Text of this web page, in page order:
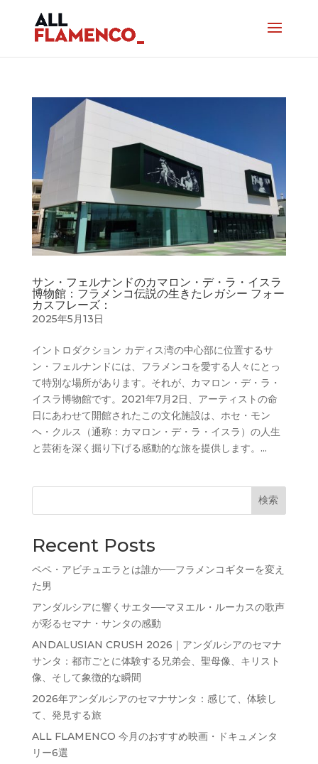
サン・フェルナンドのカマロン・デ・ラ・イスラ
博物館：フラメンコ伝説の生きたレガシー フォー
カスフレーズ：
2025年5月13日
イントロダクション カディス湾の中心部に位置するサ
ン・フェルナンドには、フラメンコを愛する人々にとっ
て特別な場所があります。それが、カマロン・デ・ラ・
イスラ博物館です。2021年7月2日、アーティストの命
日にあわせて開館されたこの文化施設は、ホセ・モン
ヘ・クルス（通称：カマロン・デ・ラ・イスラ）の人生
と芸術を深く掘り下げる感動的な旅を提供します。...
検索
Recent Posts
ペペ・アビチュエラとは誰か──フラメンコギターを変え
た男
アンダルシアに響くサエタ──マヌエル・ルーカスの歌声
が彩るセマナ・サンタの感動
ANDALUSIAN CRUSH 2026｜アンダルシアのセマナ
サンタ：都市ごとに体験する兄弟会、聖母像、キリスト
像、そして象徴的な瞬間
2026年アンダルシアのセマナサンタ：感じて、体験し
て、発見する旅
ALL FLAMENCO 今月のおすすめ映画・ドキュメンタ
リー6選